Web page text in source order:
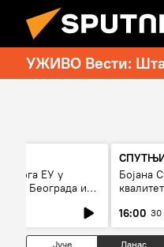
УЖИВО Вести: Шта
улога ЕУ у
Београда и
Бојана
16:00 30
Јуче Данас